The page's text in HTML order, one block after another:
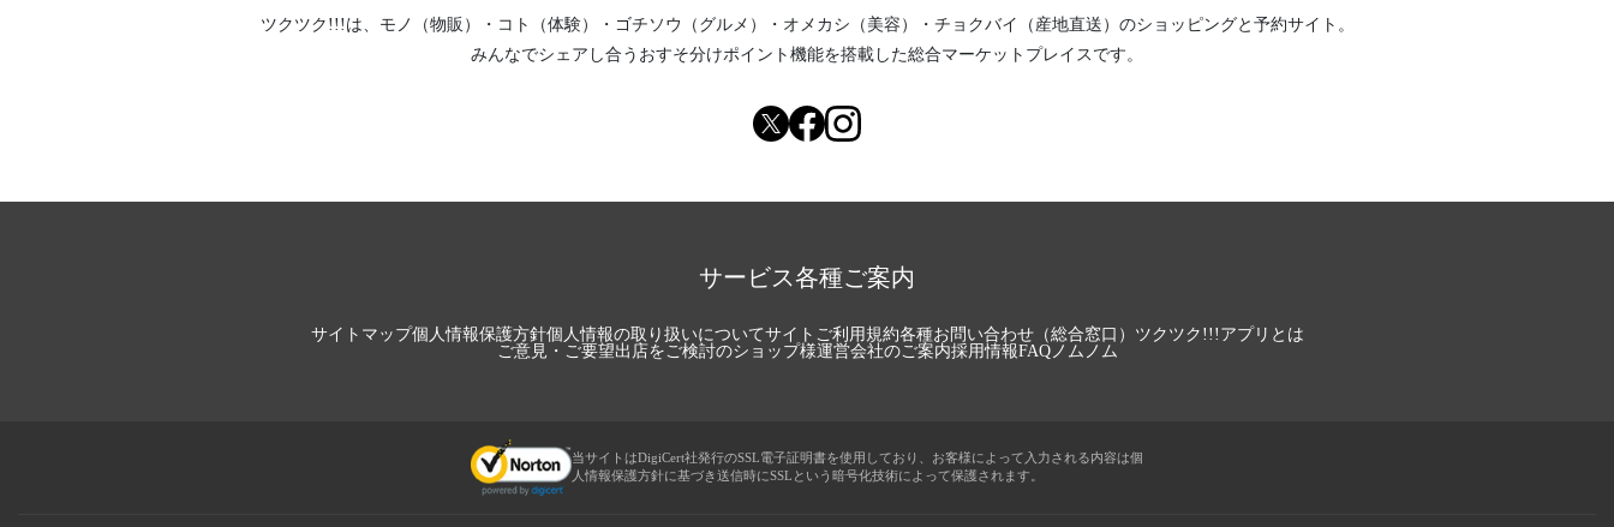
ツクツク!!!は、 モノ（物販） ・ コト（体験） ・ ゴチソウ（グルメ） ・ オメカシ（美容） ・ チョクバイ（産地直送） のショッピングと予約サイト。
みんなでシェアし合う おすそ分けポイント機能を搭載した総合マーケットプレイスです。
サービス各種ご案内
サイトマップ個人情報保護方針個人情報の取り扱いについてサイトご利用規約各種お問い合わせ（総合窓口） ツクツク!!!アプリとは
ご意見・ご要望出店をご検討のショップ様運営会社のご案内採用情報FAQノムノム
当サイトはDigiCert社発行のSSL電子証明書を使用しており、お客様によって入力される内容は個
人情報保護方針に基づき送信時にSSLという暗号化技術によって保護されます。